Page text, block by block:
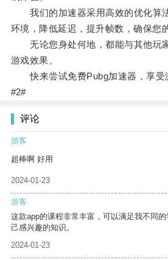
我们的加速器采用高效的优化算
环境，降低延迟，提升帧数，确保您
无论您身处何地，都能与其他玩
游戏效果。
快来尝试免费Pubg加速器，享受
#2#
评论
游客
超棒啊 好用
2024-01-23
游客
这款app的课程非常丰富，可以满足我不同
己感兴趣的知识。
2024-01-23